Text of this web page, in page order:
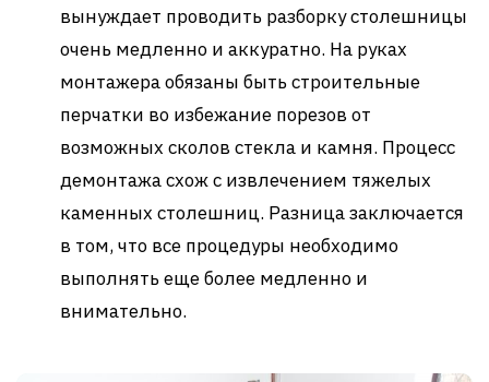
вынуждает проводить разборку столешницы
очень медленно и аккуратно. На руках
монтажера обязаны быть строительные
перчатки во избежание порезов от
возможных сколов стекла и камня. Процесс
демонтажа схож с извлечением тяжелых
каменных столешниц. Разница заключается
в том, что все процедуры необходимо
выполнять еще более медленно и
внимательно.